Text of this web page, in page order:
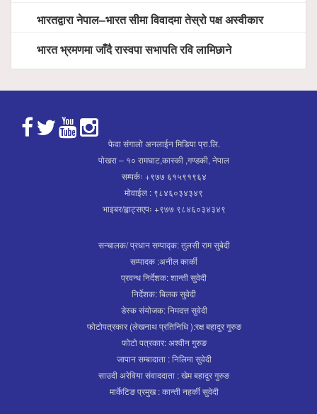
भारतद्वारा नेपाल–भारत सीमा विवादमा तेस्रो पक्ष अस्वीकार
भारत भ्रमणमा जाँदै रास्वपा सभापति रवि लामिछाने
फेवा संगालो अनलाईन मिडिया प्रा.लि.
पोखरा – १० रामघाट,कास्की ,गण्डकी, नेपाल
सम्पर्कः +९७७ ६१५९१९६४
मोवाईल : ९८४६०३४३४९
भाइबर/ह्वाट्सएपः +९७७ ९८४६०३४३४९
सन्चालक/ प्रधान सम्पाद्क: तुलसी राम सुबेदी
सम्पादक :अनील कार्की
प्रवन्ध निर्देशक: शान्ती सुवेदी
निर्देशक: बिलक सुवेदी
डेस्क संयोजक: निमदत्त सुवेदी
फोटोपत्रकार (लेखनाथ प्रतिनिधि ):रक्ष बहादुर गुरुङ
फोटो पत्रकार: अश्वीन गुरुङ
जापान सम्बादाता : निलिमा सुवेदी
साउदी अरेविया संवाददाता : खेम बहादुर गुरुङ
मार्केटिङ प्रमुख : कान्ती नहर्की सुवेदी